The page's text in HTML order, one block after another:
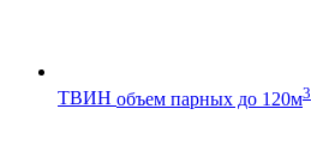
ТВИН объем парных до 120м3